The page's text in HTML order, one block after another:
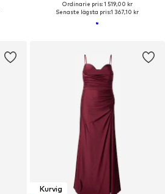
Ordinarie pris: 1 519,00 kr
Senaste lägsta pris:1 367,10 kr
Kurvig